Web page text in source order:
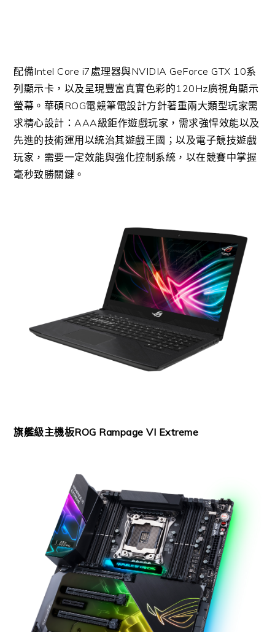
配備Intel Core i7處理器與NVIDIA GeForce GTX 10系
列顯示卡，以及呈現豐富真實色彩的120Hz廣視角顯示
螢幕。華碩ROG電競筆電設計方針著重兩大類型玩家需
求精心設計：AAA級鉅作遊戲玩家，需求強悍效能以及
先進的技術運用以統治其遊戲王國；以及電子競技遊戲
玩家，需要一定效能與強化控制系統，以在競賽中掌握
毫秒致勝關鍵。
旗艦級主機板ROG Rampage VI Extreme